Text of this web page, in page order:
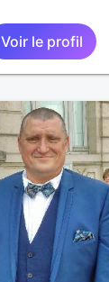
Voir le profil